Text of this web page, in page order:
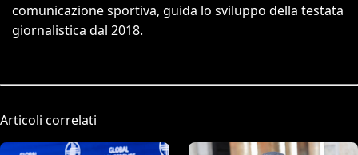
comunicazione sportiva, guida lo sviluppo della testata
giornalistica dal 2018.
Articoli correlati